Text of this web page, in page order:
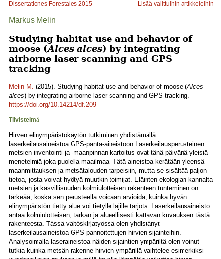
Dissertationes Forestales 2015 Lisää valittuihin artikkeleihin
Markus Melin
Studying habitat use and behavior of
moose (Alces alces) by integrating
airborne laser scanning and GPS
tracking
Melin M. (2015). Studying habitat use and behavior of moose (Alces
alces) by integrating airborne laser scanning and GPS tracking.
https://doi.org/10.14214/df.209
Tiivistelmä
Hirven elinympäristökäytön tutkiminen yhdistämällä
laserkeilausaineistoa GPS-panta-aineistoon Laserkeilausperusteinen
metsien inventointi ja -maanpinnan kartoitus ovat tänä päivänä yleisiä
menetelmiä joka puolella maailmaa. Tätä aineistoa kerätään yleensä
maanmittauksen ja metsätalouden tarpeisiin, mutta se sisältää paljon
tietoa, josta voivat hyötyä muutkin toimijat. Eläinten ekologian kannalta
metsien ja kasvillisuuden kolmiulotteisen rakenteen tunteminen on
tärkeää, koska sen perusteella voidaan arvioida, kuinka hyvän
elinympäristön tietty alue voi tietylle lajille tarjota. Laserkeilausaineisto
antaa kolmiulotteisen, tarkan ja alueellisesti kattavan kuvauksen tästä
rakenteesta. Tässä väitöskirjatyössä olen yhdistänyt
laserkeilausaineistoa GPS-pannoitettujen hirvien sijainteihin.
Analysoimalla laseraineistoa näiden sijaintien ympäriltä olen voinut
tutkia kuinka metsän rakenne hirvien ympärillä vaihtelee esimerkiksi